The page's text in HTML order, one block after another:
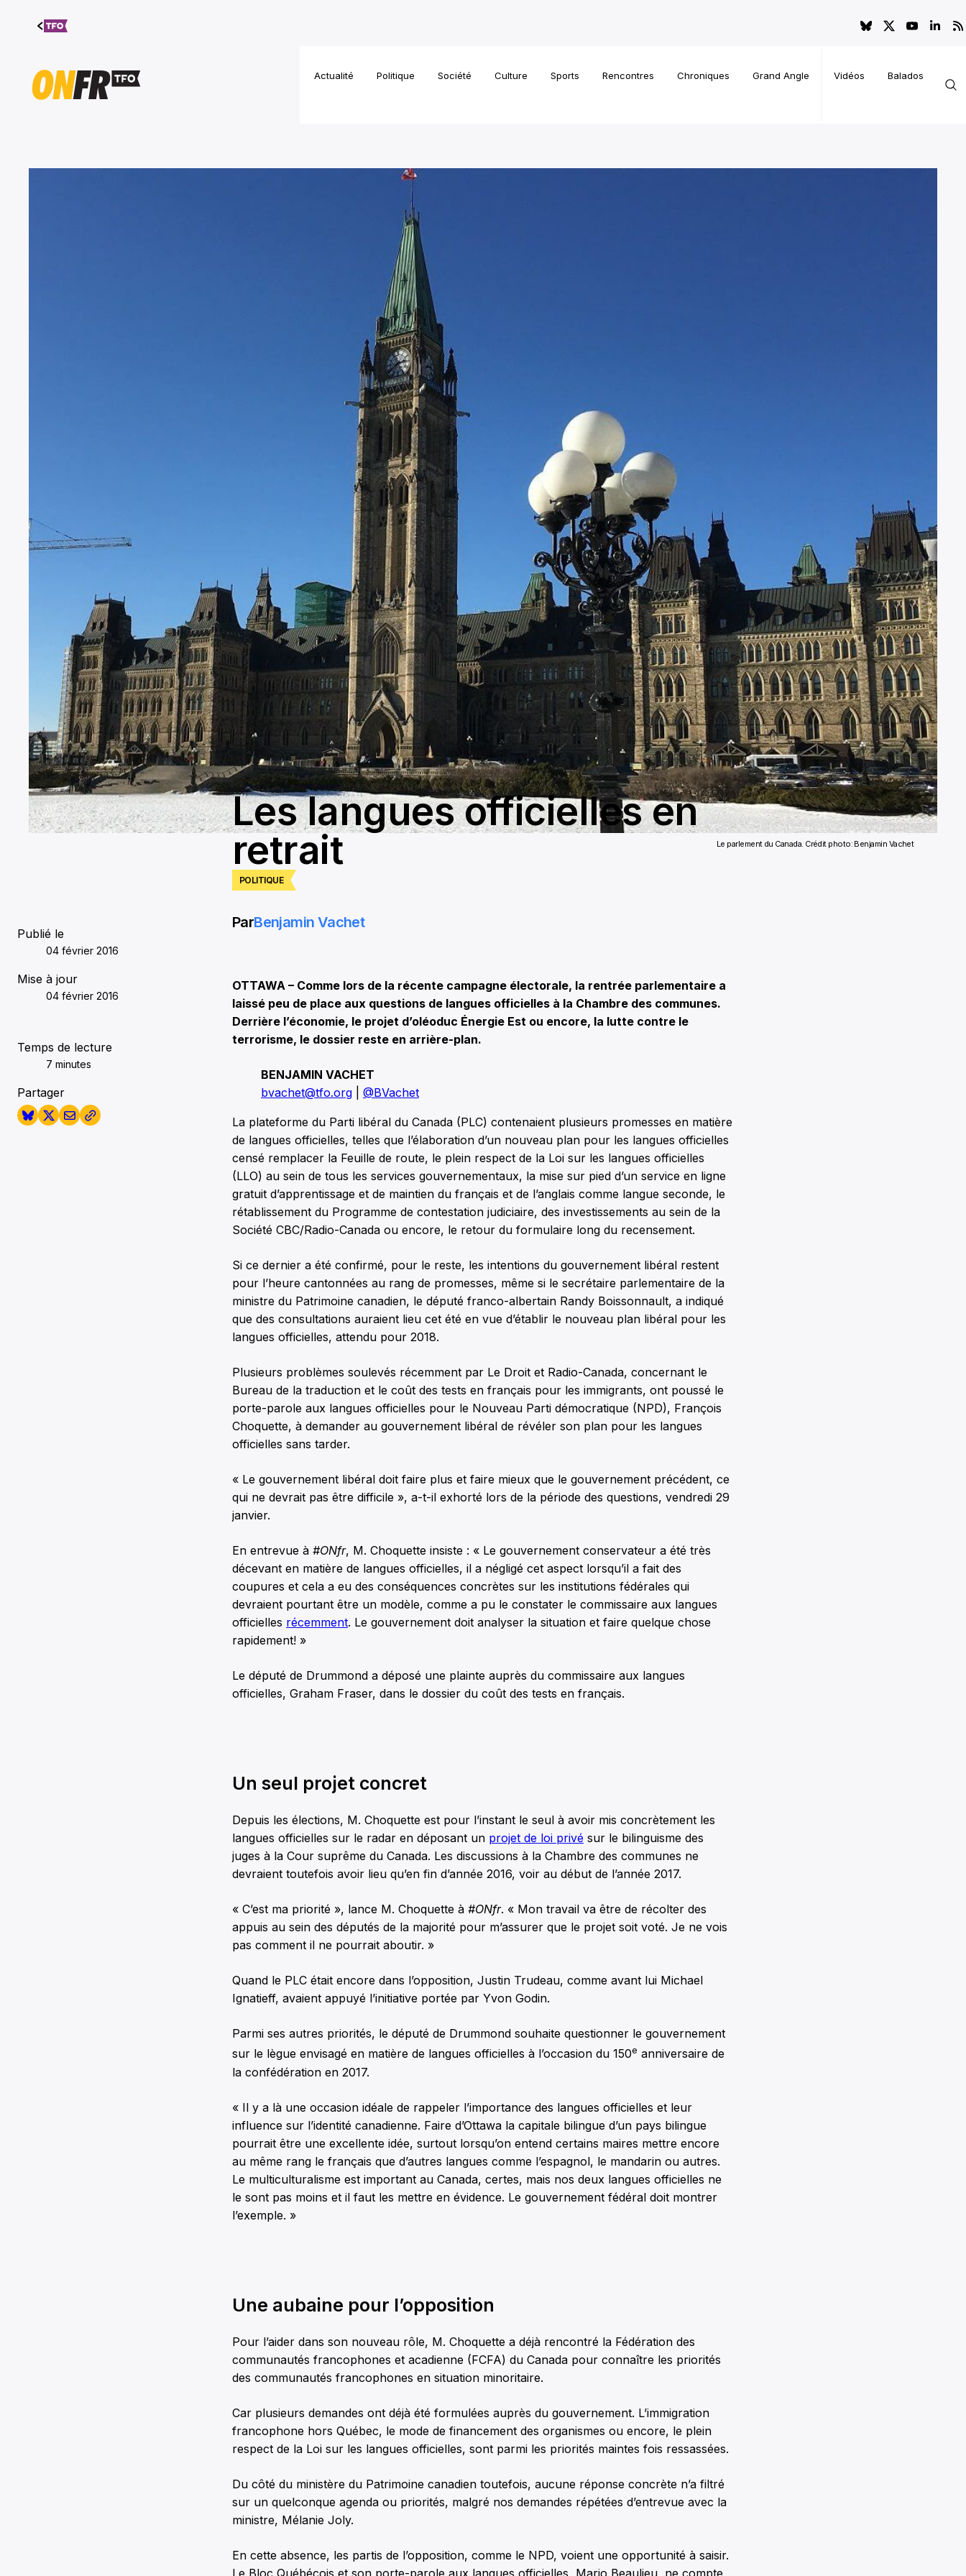
Aller au
contenu
Actualité Politique Société Culture Sports Rencontres Chroniques Grand Angle Vidéos Balados
Le parlement du Canada. Crédit photo: Benjamin Vachet
POLITIQUE
Les langues officielles en
retrait
Publié le
04 février 2016
Mise à jour
04 février 2016
Temps de lecture
7 minutes
Partager
ParBenjamin Vachet
OTTAWA – Comme lors de la récente campagne électorale, la rentrée parlementaire a
laissé peu de place aux questions de langues officielles à la Chambre des communes.
Derrière l’économie, le projet d’oléoduc Énergie Est ou encore, la lutte contre le
terrorisme, le dossier reste en arrière-plan.
BENJAMIN VACHET
bvachet@tfo.org
@BVachet
La plateforme du Parti libéral du Canada (PLC) contenaient plusieurs promesses en matière
de langues officielles, telles que l’élaboration d’un nouveau plan pour les langues officielles
censé remplacer la Feuille de route, le plein respect de la Loi sur les langues officielles
(LLO) au sein de tous les services gouvernementaux, la mise sur pied d’un service en ligne
gratuit d’apprentissage et de maintien du français et de l’anglais comme langue seconde, le
rétablissement du Programme de contestation judiciaire, des investissements au sein de la
Société CBC/Radio-Canada ou encore, le retour du formulaire long du recensement.
Si ce dernier a été confirmé, pour le reste, les intentions du gouvernement libéral restent
pour l’heure cantonnées au rang de promesses, même si le secrétaire parlementaire de la
ministre du Patrimoine canadien, le député franco-albertain Randy Boissonnault, a indiqué
que des consultations auraient lieu cet été en vue d’établir le nouveau plan libéral pour les
langues officielles, attendu pour 2018.
Plusieurs problèmes soulevés récemment par Le Droit et Radio-Canada, concernant le
Bureau de la traduction et le coût des tests en français pour les immigrants, ont poussé le
porte-parole aux langues officielles pour le Nouveau Parti démocratique (NPD), François
Choquette, à demander au gouvernement libéral de révéler son plan pour les langues
officielles sans tarder.
« Le gouvernement libéral doit faire plus et faire mieux que le gouvernement précédent, ce
qui ne devrait pas être difficile », a-t-il exhorté lors de la période des questions, vendredi 29
janvier.
En entrevue à #ONfr, M. Choquette insiste : « Le gouvernement conservateur a été très
décevant en matière de langues officielles, il a négligé cet aspect lorsqu’il a fait des
coupures et cela a eu des conséquences concrètes sur les institutions fédérales qui
devraient pourtant être un modèle, comme a pu le constater le commissaire aux langues
officielles récemment. Le gouvernement doit analyser la situation et faire quelque chose
rapidement! »
Le député de Drummond a déposé une plainte auprès du commissaire aux langues
officielles, Graham Fraser, dans le dossier du coût des tests en français.
Un seul projet concret
Depuis les élections, M. Choquette est pour l’instant le seul à avoir mis concrètement les
langues officielles sur le radar en déposant un projet de loi privé sur le bilinguisme des
juges à la Cour suprême du Canada. Les discussions à la Chambre des communes ne
devraient toutefois avoir lieu qu’en fin d’année 2016, voir au début de l’année 2017.
« C’est ma priorité », lance M. Choquette à #ONfr. « Mon travail va être de récolter des
appuis au sein des députés de la majorité pour m’assurer que le projet soit voté. Je ne vois
pas comment il ne pourrait aboutir. »
Quand le PLC était encore dans l’opposition, Justin Trudeau, comme avant lui Michael
Ignatieff, avaient appuyé l’initiative portée par Yvon Godin.
Parmi ses autres priorités, le député de Drummond souhaite questionner le gouvernement
sur le lègue envisagé en matière de langues officielles à l’occasion du 150e anniversaire de
la confédération en 2017.
« Il y a là une occasion idéale de rappeler l’importance des langues officielles et leur
influence sur l’identité canadienne. Faire d’Ottawa la capitale bilingue d’un pays bilingue
pourrait être une excellente idée, surtout lorsqu’on entend certains maires mettre encore
au même rang le français que d’autres langues comme l’espagnol, le mandarin ou autres.
Le multiculturalisme est important au Canada, certes, mais nos deux langues officielles ne
le sont pas moins et il faut les mettre en évidence. Le gouvernement fédéral doit montrer
l’exemple. »
Une aubaine pour l’opposition
Pour l’aider dans son nouveau rôle, M. Choquette a déjà rencontré la Fédération des
communautés francophones et acadienne (FCFA) du Canada pour connaître les priorités
des communautés francophones en situation minoritaire.
Car plusieurs demandes ont déjà été formulées auprès du gouvernement. L’immigration
francophone hors Québec, le mode de financement des organismes ou encore, le plein
respect de la Loi sur les langues officielles, sont parmi les priorités maintes fois ressassées.
Du côté du ministère du Patrimoine canadien toutefois, aucune réponse concrète n’a filtré
sur un quelconque agenda ou priorités, malgré nos demandes répétées d’entrevue avec la
ministre, Mélanie Joly.
En cette absence, les partis de l’opposition, comme le NPD, voient une opportunité à saisir.
Le Bloc Québécois et son porte-parole aux langues officielles, Mario Beaulieu, ne compte